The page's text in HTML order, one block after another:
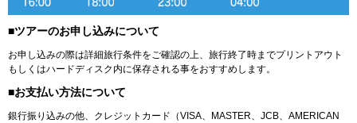
■ツアーのお申し込みについて
お申し込みの際は詳細旅行条件をご確認の上、旅行終了時までプリントアウト
もしくはハードディスク内に保存される事をおすすめします。
■お支払い方法について
銀行振り込みの他、クレジットカード（VISA、MASTER、JCB、AMERICAN